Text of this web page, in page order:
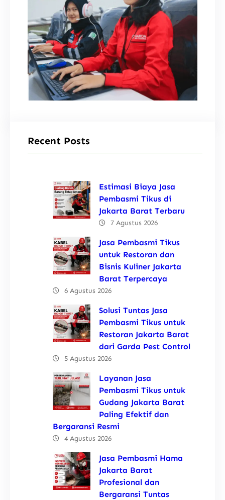
Recent Posts
Estimasi Biaya Jasa
Pembasmi Tikus di
Jakarta Barat Terbaru
7 Agustus 2026
Jasa Pembasmi Tikus
untuk Restoran dan
Bisnis Kuliner Jakarta
Barat Terpercaya
6 Agustus 2026
Solusi Tuntas Jasa
Pembasmi Tikus untuk
Restoran Jakarta Barat
dari Garda Pest Control
5 Agustus 2026
Layanan Jasa
Pembasmi Tikus untuk
Gudang Jakarta Barat
Paling Efektif dan
Bergaransi Resmi
4 Agustus 2026
Jasa Pembasmi Hama
Jakarta Barat
Profesional dan
Bergaransi Tuntas